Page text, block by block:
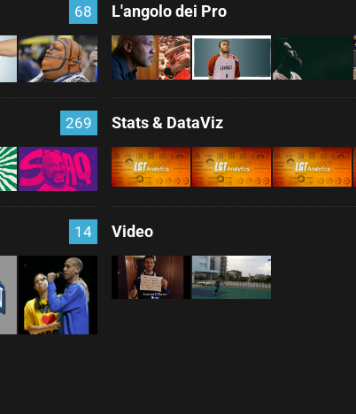
68 L'angolo dei Pro
269 Stats & DataViz
14 Video